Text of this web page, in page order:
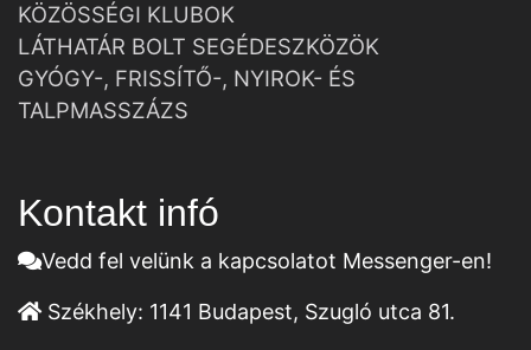
KÖZÖSSÉGI KLUBOK
LÁTHATÁR BOLT SEGÉDESZKÖZÖK
GYÓGY-, FRISSÍTŐ-, NYIROK- ÉS
TALPMASSZÁZS
Kontakt infó
Vedd fel velünk a kapcsolatot Messenger-en!
Székhely: 1141 Budapest, Szugló utca 81.